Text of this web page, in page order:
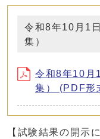
令和8年10月1
集）
令和8年10月
集） (PDF形
【試験結果の開示